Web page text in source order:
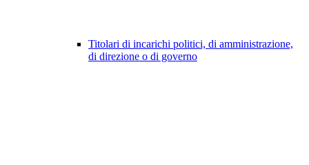
Titolari di incarichi politici, di amministrazione,
di direzione o di governo